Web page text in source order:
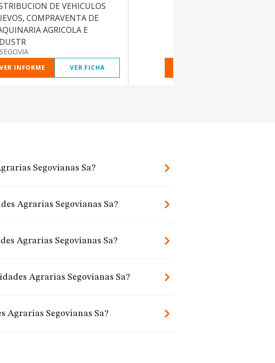
DE VEHICULOS
COMPRAVENTA DE
AGRICOLA E
SEGOVIA
VER INFORME VER FICHA
Segovianas Sa?
Agrarias Segovianas Sa?
Agrarias Segovianas Sa?
Agrarias Segovianas Sa?
Agrarias Segovianas Sa?